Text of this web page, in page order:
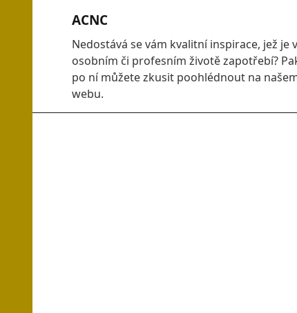
ACNC
Nedostává se vám kvalitní inspirace, jež je
osobním či profesním životě zapotřebí?
po ní můžete zkusit poohlédnout na
webu.